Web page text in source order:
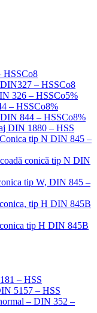
HSSCo8
– HSSCo8
326 – HSSCo5%
– HSSCo8%
844 – HSSCo8%
DIN 1880 – HSS
tip N DIN 845 –
conică tip N DIN
tip W, DIN 845 –
tip H DIN 845B
tip H DIN 845B
– HSS
5157 – HSS
– DIN 352 –